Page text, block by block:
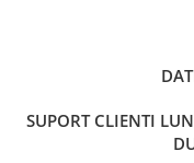
Arte si tehnici culinare
SUPORT CLIENTI